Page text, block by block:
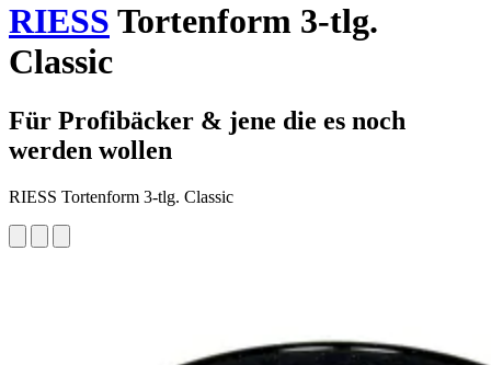
RIESS Tortenform 3-tlg.
Classic
Für Profibäcker & jene die es noch
werden wollen
RIESS Tortenform 3-tlg. Classic